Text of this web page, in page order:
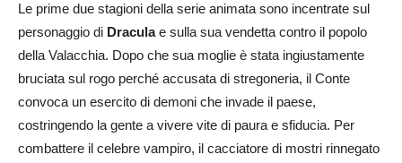
Le prime due stagioni della serie animata sono incentrate sul
personaggio di Draculae sulla sua vendetta contro il popolo
della Valacchia. Dopo che sua moglie è stata ingiustamente
bruciata sul rogo perché accusata di stregoneria, il Conte
convoca un esercito di demoni che invade il paese,
costringendo la gente a vivere vite di paura e sfiducia. Per
combattere il celebre vampiro, il cacciatore di mostri rinnegato